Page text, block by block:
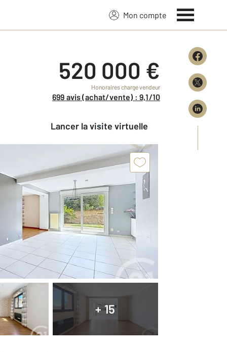
Mon compte
520 000 €
Honoraires charge vendeur
699 avis (achat/vente) : 9,1/10
Lancer la visite virtuelle
+ 15